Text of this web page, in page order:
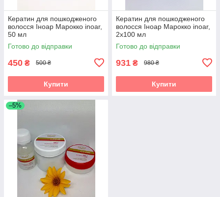
Кератин для пошкодженого
волосся Іноар Марокко inoar,
50 мл
Готово до відправки
450 ₴ 500 ₴
Купити
Кератин для пошкодженого
волосся Іноар Марокко inoar,
2х100 мл
Готово до відправки
931 ₴ 980 ₴
Купити
–5%